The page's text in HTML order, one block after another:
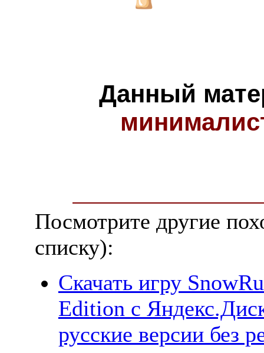
Данный
Посмотрите другие
списку):
Скачать игру
Edition с
русские версии без